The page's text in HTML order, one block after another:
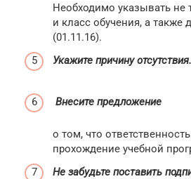
Необходимо указывать не
и класс обучения, а также
(01.11.16).
Укажите причину отсутствия.
Внесите предложение
о том, что
прохождение учебной
Не забудьте поставить